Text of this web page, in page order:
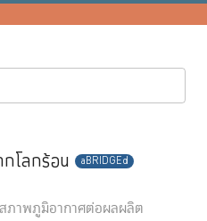
โลกร้อน aBRIDGEd
ภาพภูมิอากาศต่อผลผลิต